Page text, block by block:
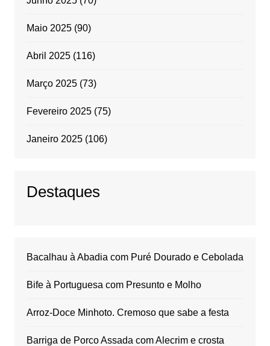
Maio 2025(90)
Abril 2025(116)
Março 2025(73)
Fevereiro 2025(75)
Janeiro 2025(106)
Destaques
Bacalhau à Abadia com Puré Dourado e Cebolada
Bife à Portuguesa com Presunto e Molho
Arroz-Doce Minhoto. Cremoso que sabe a festa
Barriga de Porco Assada com Alecrim e crosta